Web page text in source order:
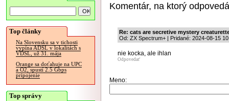
Top články
Na Slovensku sa v tichosti
vypína ADSL v lokalitách s
VDSL, už 31. mája
Orange sa doťahuje na UPC
a O2, spustí 2.5 Gbps
pripojenie
Top správy
Komentár, na ktorý
Re: cats are secretive mystery
Od: ZX Spectrum+ | Pridané: 2024-08-15
nie kocka, ale ihlan
Odpovedať
Meno: